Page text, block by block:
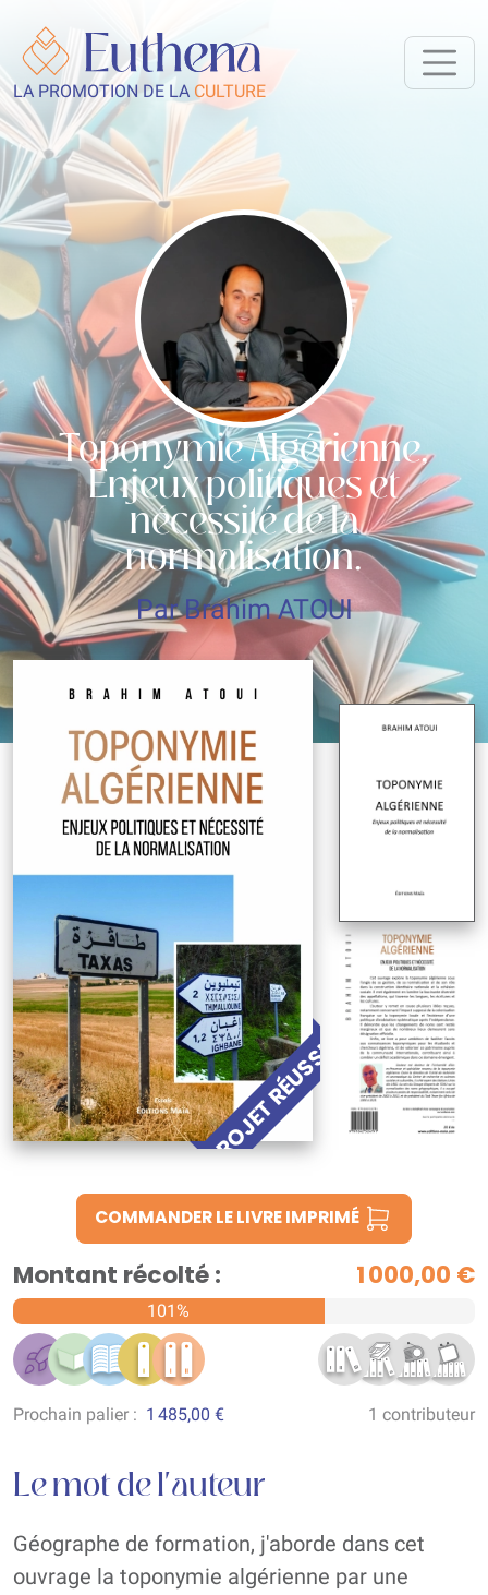
LA PROMOTION DE LA CULTURE
Toponymie Algérienne,
Enjeux politiques et
nécessité de la
normalisation.
Par Brahim ATOUI
PROJET RÉUSSI !
COMMANDER LE LIVRE IMPRIMÉ
Montant récolté : 1 000,00 €
101%
Prochain palier : 1 485,00 € 1 contributeur
Le mot de l'auteur
Géographe de formation, j'aborde dans cet
ouvrage la toponymie algérienne par une